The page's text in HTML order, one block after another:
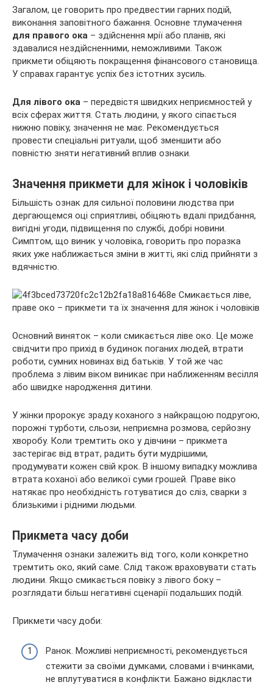
Загалом, це говорить про предвестии гарних подій,
виконання заповітного бажання. Основне тлумачення
для правого ока – здійснення мрії або планів, які
здавалися нездійсненними, неможливими. Також
прикмети обіцяють покращення фінансового становища.
У справах гарантує успіх без істотних зусиль.
Для лівого ока – передвістя швидких неприємностей у
всіх сферах життя. Стать людини, у якого сіпається
нижню повіку, значення не має. Рекомендується
провести спеціальні ритуали, щоб зменшити або
повністю зняти негативний вплив ознаки.
Значення прикмети для жінок і чоловіків
Більшість ознак для сильної половини людства при
дергающемся оці сприятливі, обіцяють вдалі придбання,
вигідні угоди, підвищення по службі, добрі новини.
Симптом, що виник у чоловіка, говорить про поразка
яких уже наближається зміни в житті, які слід прийняти з
вдячністю.
Основний виняток – коли смикається ліве око. Це може
свідчити про прихід в будинок поганих людей, втрати
роботи, сумних новинах від батьків. У той же час
проблема з лівим віком виникає при наближенням весілля
або швидке народження дитини.
У жінки пророкує зраду коханого з найкращою подругою,
порожні турботи, сльози, неприємна розмова, серйозну
хворобу. Коли тремтить око у дівчини – прикмета
застерігає від втрат, радить бути мудрішими,
продумувати кожен свій крок. В іншому випадку можлива
втрата коханої або великої суми грошей. Праве віко
натякає про необхідність готуватися до сліз, сварки з
близькими і рідними людьми.
Прикмета часу доби
Тлумачення ознаки залежить від того, коли конкретно
тремтить око, який саме. Слід також враховувати стать
людини. Якщо смикається повіку з лівого боку –
розглядати більш негативні сценарії подальших подій.
Прикмети часу доби:
Ранок. Можливі неприємності, рекомендується
стежити за своїми думками, словами і вчинками,
не вплутуватися в конфлікти. Бажано відкласти